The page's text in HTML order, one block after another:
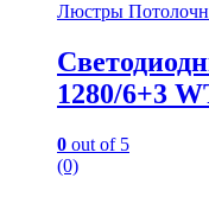
Люстры
1280/6+3
0 out of 5
(0)